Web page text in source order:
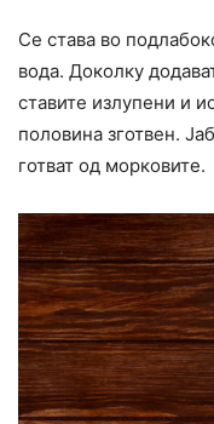
Се става во
вода. Доколку
ставите излупени и
половина зготвен.
готват од морковите.